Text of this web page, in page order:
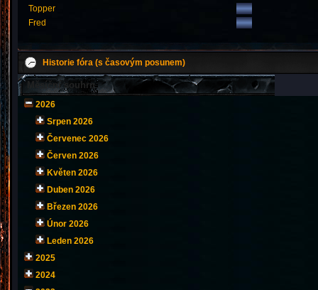
Topper
Fred
Historie fóra (s časovým posunem)
Měsíční souhrn
2026
Srpen 2026
Červenec 2026
Červen 2026
Květen 2026
Duben 2026
Březen 2026
Únor 2026
Leden 2026
2025
2024